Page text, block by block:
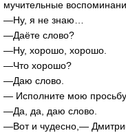
мучительные
—Ну, я не знаю…
—Даёте слово?
—Ну, хорошо, хорошо.
—Что хорошо?
—Даю слово.
— Исполните мою
—Да, да, даю слово.
—Вот и чудесно,—